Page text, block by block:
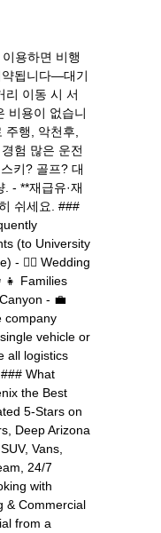
용하면 비행
약됩니다—대기
리 이동 시 서
비용이 없습니
주행, 악천후,
험 많은 운전
키? 골프? 대
- **재급유·재
쉬세요. ###
(to University
- 👯‍♀️ Wedding
Families
- 💼
company
vehicle or
all logistics
What
the Best
5‑Stars on
Deep Arizona
Vans,
24/7
with
& Commercial
from a